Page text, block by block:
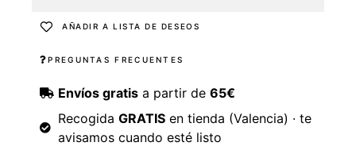
AÑADIR A LISTA DE DESEOS
PREGUNTAS FRECUENTES
Envíos gratisa partir de 65€
Recogida GRATISen tienda (Valencia) · te
avisamos cuando esté listo